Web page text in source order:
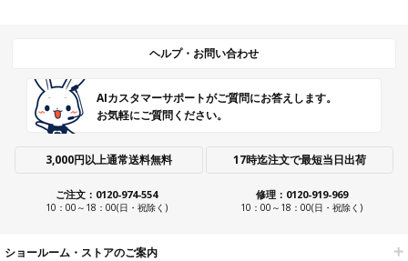
ヘルプ・お問い合わせ
AIカスタマーサポートがご質問にお答えします。
お気軽にご質問ください。
3,000円以上通常送料無料 17時迄注文で最短当日出荷
ご注文：0120-974-554
10：00～18：00(日・祝除く)
修理：0120-919-969
10：00～18：00(日・祝除く)
ショールーム・ストアのご案内